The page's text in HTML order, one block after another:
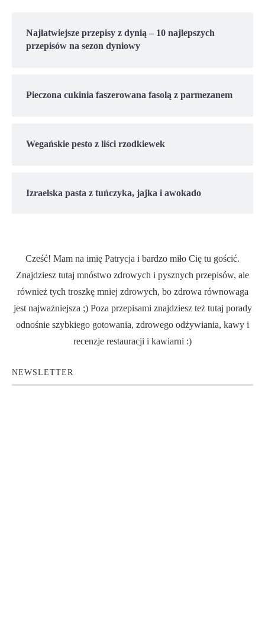
Najłatwiejsze przepisy z dynią – 10 najlepszych
przepisów na sezon dyniowy
Pieczona cukinia faszerowana fasolą z parmezanem
Wegańskie pesto z liści rzodkiewek
Izraelska pasta z tuńczyka, jajka i awokado
Cześć! Mam na imię Patrycja i bardzo miło Cię tu gościć.
Znajdziesz tutaj mnóstwo zdrowych i pysznych przepisów, ale
również tych troszkę mniej zdrowych, bo zdrowa równowaga
jest najważniejsza ;) Poza przepisami znajdziesz też tutaj porady
odnośnie szybkiego gotowania, zdrowego odżywiania, kawy i
recenzje restauracji i kawiarni :)
NEWSLETTER